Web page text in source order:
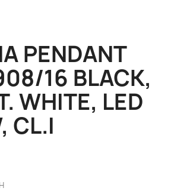
PENDANT
16 BLACK,
WHITE, LED
CL.I